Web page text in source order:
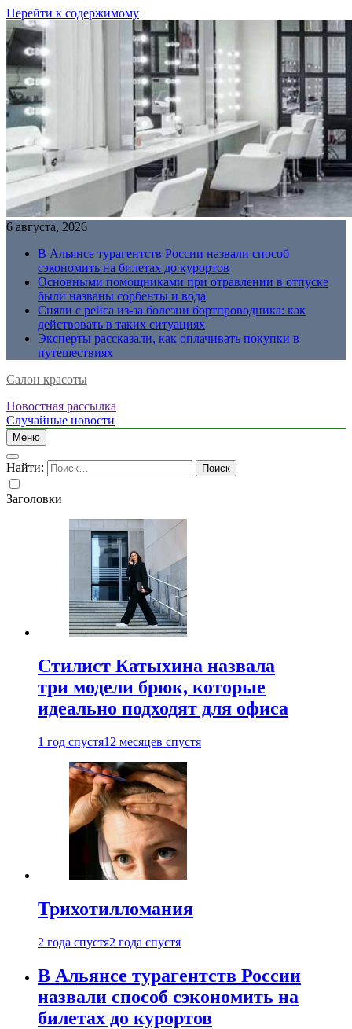
Перейти к содержимому
6 августа, 2026
В Альянсе турагентств России назвали способ
сэкономить на билетах до курортов
Основными помощниками при отравлении в отпуске
были названы сорбенты и вода
Сняли с рейса из-за болезни бортпроводника: как
действовать в таких ситуациях
Эксперты рассказали, как оплачивать покупки в
путешествиях
Салон красоты
Новостная рассылка
Случайные новости
Меню
Найти:
Заголовки
Стилист Катыхина назвала
три модели брюк, которые
идеально подходят для офиса
1 год спустя12 месяцев спустя
Трихотилломания
2 года спустя2 года спустя
В Альянсе турагентств России
назвали способ сэкономить на
билетах до курортов